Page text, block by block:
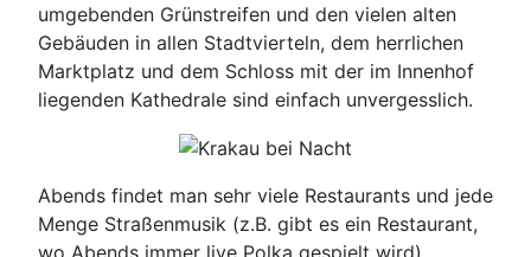
umgebenden Grünstreifen und den vielen alten
Gebäuden in allen Stadtvierteln, dem herrlichen
Marktplatz und dem Schloss mit der im Innenhof
liegenden Kathedrale sind einfach unvergesslich.
Abends findet man sehr viele Restaurants und jede
Menge Straßenmusik (z.B. gibt es ein Restaurant,